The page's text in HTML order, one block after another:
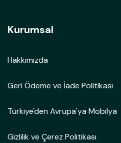
Kurumsal
Hakkımızda
Geri Ödeme ve İade Politikası
Türkiye'den Avrupa'ya Mobilya
Gizlilik ve Çerez Politikası